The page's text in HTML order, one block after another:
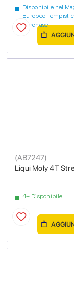
Disponibile nel
Europeo
purchase
Liqui Moly 4T
(AB7247)
4+ Disponibile